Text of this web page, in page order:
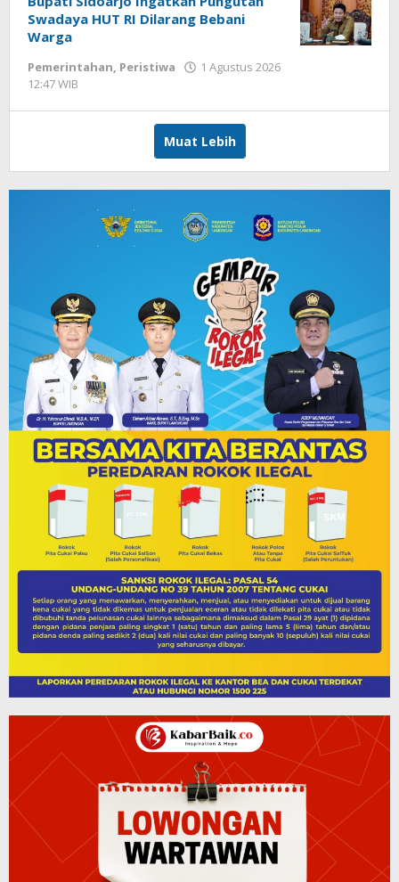
Swadaya HUT RI Dilarang Bebani
Warga
Pemerintahan, Peristiwa
1 Agustus 2026
12:47 WIB
Muat Lebih